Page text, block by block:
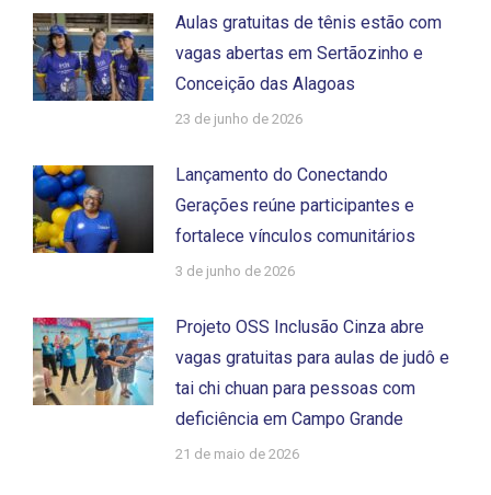
Aulas gratuitas de tênis estão com
vagas abertas em Sertãozinho e
Conceição das Alagoas
23 de junho de 2026
Lançamento do Conectando
Gerações reúne participantes e
fortalece vínculos comunitários
3 de junho de 2026
Projeto OSS Inclusão Cinza abre
vagas gratuitas para aulas de judô e
tai chi chuan para pessoas com
deficiência em Campo Grande
21 de maio de 2026